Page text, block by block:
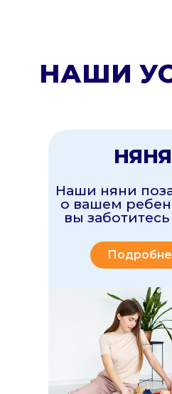
Наши няни позаботятся